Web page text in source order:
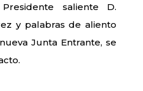
saliente D.
y palabras de aliento
Junta Entrante, se